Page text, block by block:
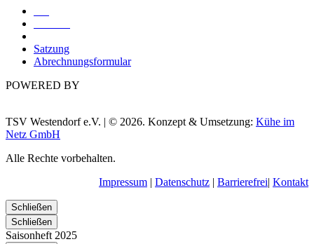
Satzung
Abrechnungsformular
POWERED BY
TSV Westendorf e.V. | © 2026. Konzept & Umsetzung: Kühe im
Netz GmbH
Alle Rechte vorbehalten.
Impressum | Datenschutz | Barrierefrei| Kontakt
Schließen
Schließen
Saisonheft 2025